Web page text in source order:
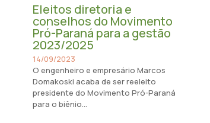
Eleitos diretoria e
conselhos do Movimento
Pró-Paraná para a gestão
2023/2025
14/09/2023
O engenheiro e empresário Marcos
Domakoski acaba de ser reeleito
presidente do Movimento Pró-Paraná
para o biênio...